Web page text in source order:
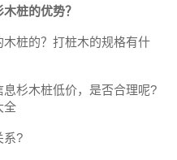
桩的优势？
桩的？打桩木的规格有什
杉木桩低价，是否合理呢?
全
系?